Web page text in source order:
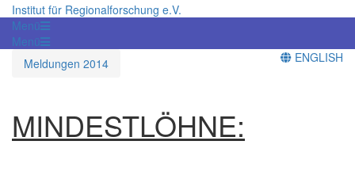
Institut für Regionalforschung e.V.
Menü
Menü
Meldungen 2014
ENGLISH
MINDESTLÖHNE: